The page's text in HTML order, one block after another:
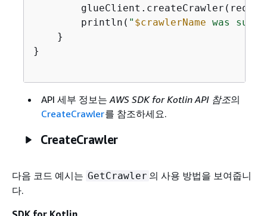
        println(
" $crawlerName was
    }
}
API 세부 정보는AWS SDK for Kotlin API 참조의
CreateCrawler를 참조하세요.
CreateCrawler
다음 코드 예시는 GetCrawler 의 사용 방법을 보여줍니
다.